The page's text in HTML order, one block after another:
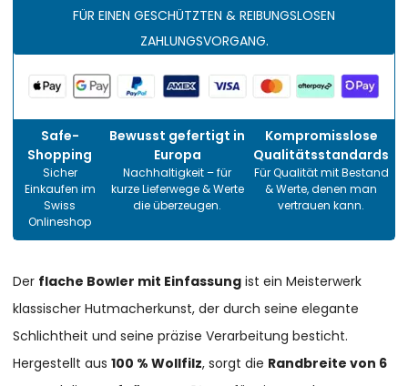
FÜR EINEN GESCHÜTZTEN & REIBUNGSLOSEN
ZAHLUNGSVORGANG.
Safe-
Shopping
Sicher
Einkaufen im
Swiss
Onlineshop
Bewusst gefertigt in
Europa
Nachhaltigkeit – für
kurze Lieferwege & Werte
die überzeugen.
Kompromisslose
Qualitätsstandards
Für Qualität mit Bestand
& Werte, denen man
vertrauen kann.
Der flache Bowler mit Einfassung ist ein Meisterwerk
klassischer Hutmacherkunst, der durch seine elegante
Schlichtheit und seine präzise Verarbeitung besticht.
Hergestellt aus100 % Wollfilz, sorgt die Randbreite von 6